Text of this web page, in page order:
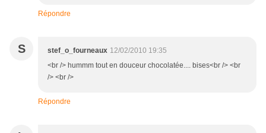
Répondre
S stef_o_fourneaux 12/02/2010 19:35
<br /> hummm tout en douceur chocolatée.... bises<br /> <br
/> <br />
Répondre